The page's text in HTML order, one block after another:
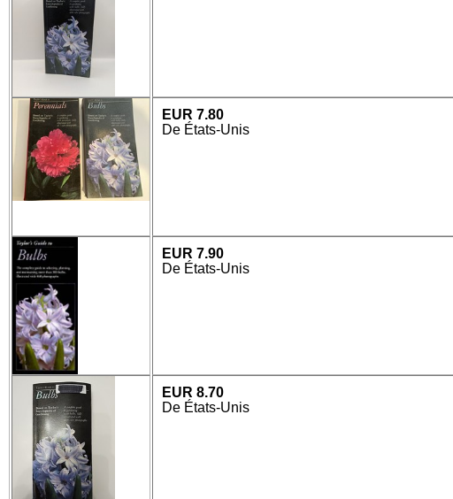
EUR 7.80
De États-Unis
EUR 7.90
De États-Unis
EUR 8.70
De États-Unis